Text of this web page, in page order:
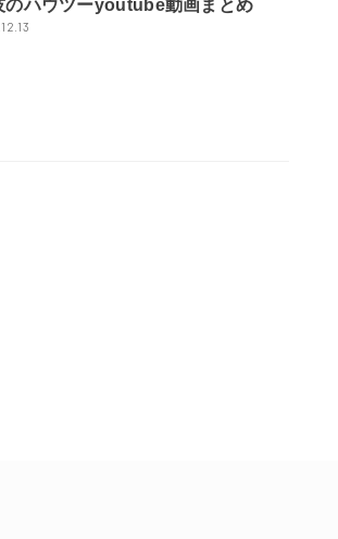
のハウツーyoutube動画まとめ